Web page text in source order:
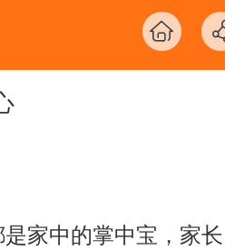
家中的掌中宝，家长